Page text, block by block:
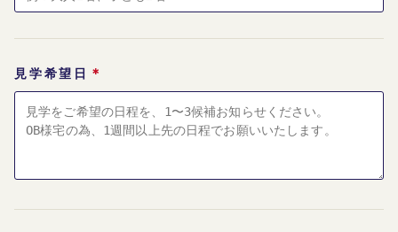
見学希望日 ＊